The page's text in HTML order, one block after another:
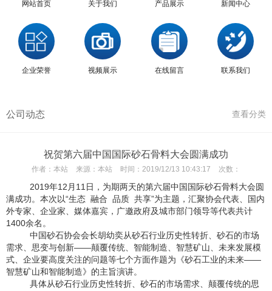
网站首页 关于我们 产品展示 新闻中心
企业荣誉 视频展示 在线留言 联系我们
公司动态 查看分类
祝贺第六届中国国际砂石骨料大会圆满成功
作者： 本站 来源： 本站 时间： 2019/12/13 10:43:17 次数：
2019年12月11日，为期两天的第六届中国国际砂石骨料大会圆
满成功。本次以“生态 融合 品质 共享”为主题，汇聚协会代表、国内
外专家、企业家、媒体嘉宾， 广邀政府及城市部门领导等代表共计
1400余名。
中国砂石协会会长胡幼奕从砂石行业历史性转折、砂石的市场
需求、思变与创新——颠覆传统、智能制造、智慧矿山、未来发展模
式、企业要高度关注的问题等七个方面作题为《砂石工业的未来——
智慧矿山和智能制造》的主旨演讲。
具体从砂石行业历史性转折、砂石的市场需求、颠覆传统的思